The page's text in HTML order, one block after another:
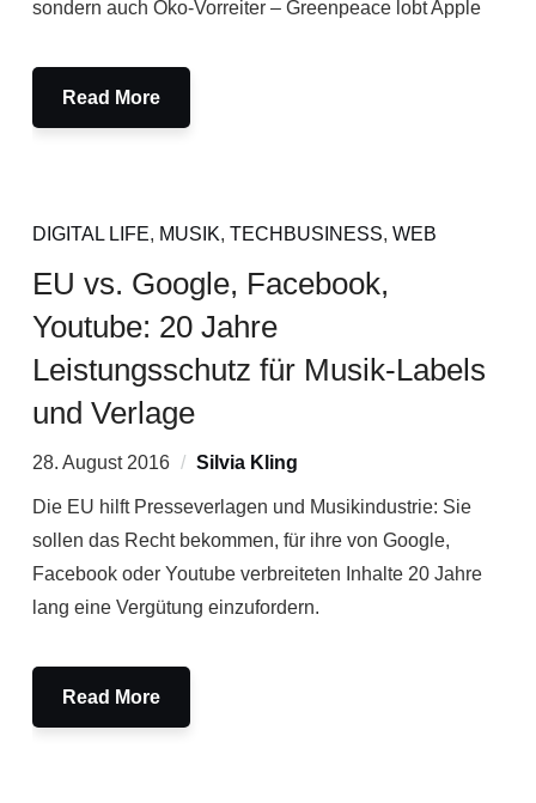
sondern auch Öko-Vorreiter – Greenpeace lobt Apple
Read More
DIGITAL LIFE, MUSIK, TECHBUSINESS, WEB
EU vs. Google, Facebook,
Youtube: 20 Jahre
Leistungsschutz für Musik-Labels
und Verlage
28. August 2016 Silvia Kling
Die EU hilft Presseverlagen und Musikindustrie: Sie
sollen das Recht bekommen, für ihre von Google,
Facebook oder Youtube verbreiteten Inhalte 20 Jahre
lang eine Vergütung einzufordern.
Read More